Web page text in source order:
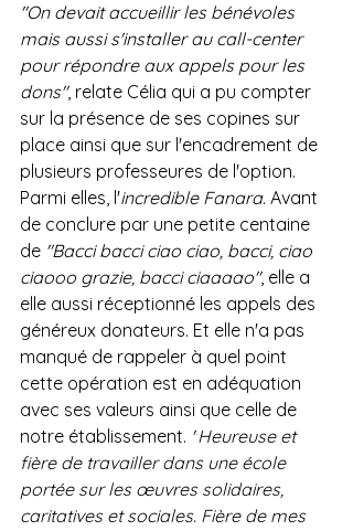
"On devait accueillir les bénévoles
mais aussi s'installer au call-center
pour répondre aux appels pour les
dons", relate Célia qui a pu compter
sur la présence de ses copines sur
place ainsi que sur l'encadrement de
plusieurs professeures de l'option.
Parmi elles, l'incredible Fanara. Avant
de conclure par une petite centaine
de "Bacci bacci ciao ciao, bacci, ciao
ciaooo grazie, bacci ciaaaao", elle a
elle aussi réceptionné les appels des
généreux donateurs. Et elle n'a pas
manqué de rappeler à quel point
cette opération est en adéquation
avec ses valeurs ainsi que celle de
notre établissement. "Heureuse et
fière de travailler dans une école
portée sur les œuvres solidaires,
caritatives et sociales. Fière de mes